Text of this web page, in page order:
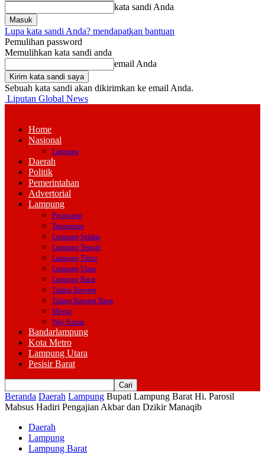
kata sandi Anda
Lupa kata sandi Anda? mendapatkan bantuan
Pemulihan password
Memulihkan kata sandi anda
email Anda
Sebuah kata sandi akan dikirimkan ke email Anda.
Liputan Global News
Home
Nasional
Lampung
Daerah
Politik
Pemerintahan
Advertorial
Lampung
Pesawaran
Tanggamus
Lampung Selatan
Lampung Tengah
Lampung Timur
Lampung Utara
Lampung Barat
Tulang Bawang
Tulang Bawang Barat
Mesuji
Way Kanan
Bandarlampung
Kota Metro
Lampung Utara
Pesisir Barat
Beranda Daerah Lampung Bupati Lampung Barat Hi. Parosil
Mabsus Hadiri Pengajian Akbar dan Dzikir Manaqib
Daerah
Lampung
Lampung Barat